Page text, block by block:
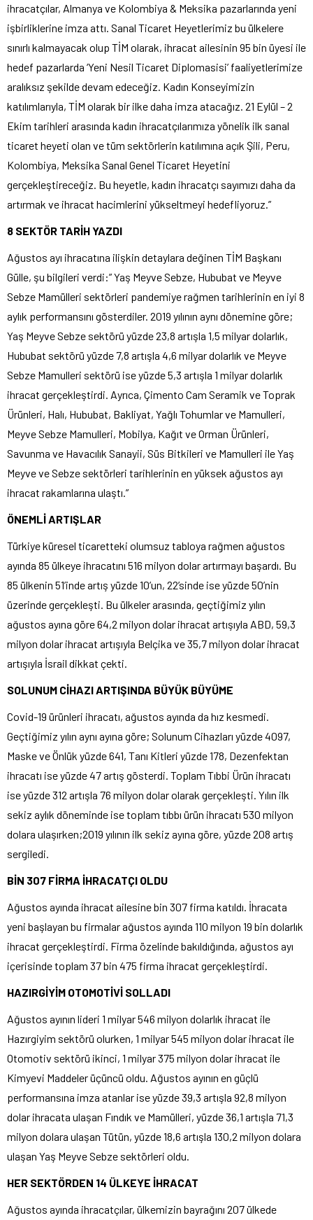
ihracatçılar, Almanya ve Kolombiya & Meksika pazarlarında yeni
işbirliklerine imza attı. Sanal Ticaret Heyetlerimiz bu ülkelere
sınırlı kalmayacak olup TİM olarak, ihracat ailesinin 95 bin üyesi ile
hedef pazarlarda ‘Yeni Nesil Ticaret Diplomasisi’ faaliyetlerimize
aralıksız şekilde devam edeceğiz. Kadın Konseyimizin
katılımlarıyla, TİM olarak bir ilke daha imza atacağız. 21 Eylül – 2
Ekim tarihleri arasında kadın ihracatçılarımıza yönelik ilk sanal
ticaret heyeti olan ve tüm sektörlerin katılımına açık Şili, Peru,
Kolombiya, Meksika Sanal Genel Ticaret Heyetini
gerçekleştireceğiz. Bu heyetle, kadın ihracatçı sayımızı daha da
artırmak ve ihracat hacimlerini yükseltmeyi hedefliyoruz.”
8 SEKTÖR TARİH YAZDI
Ağustos ayı ihracatına ilişkin detaylara değinen TİM Başkanı
Gülle, şu bilgileri verdi:” Yaş Meyve Sebze, Hububat ve Meyve
Sebze Mamülleri sektörleri pandemiye rağmen tarihlerinin en iyi 8
aylık performansını gösterdiler. 2019 yılının aynı dönemine göre;
Yaş Meyve Sebze sektörü yüzde 23,8 artışla 1,5 milyar dolarlık,
Hububat sektörü yüzde 7,8 artışla 4,6 milyar dolarlık ve Meyve
Sebze Mamulleri sektörü ise yüzde 5,3 artışla 1 milyar dolarlık
ihracat gerçekleştirdi. Ayrıca, Çimento Cam Seramik ve Toprak
Ürünleri, Halı, Hububat, Bakliyat, Yağlı Tohumlar ve Mamulleri,
Meyve Sebze Mamulleri, Mobilya, Kağıt ve Orman Ürünleri,
Savunma ve Havacılık Sanayii, Süs Bitkileri ve Mamulleri ile Yaş
Meyve ve Sebze sektörleri tarihlerinin en yüksek ağustos ayı
ihracat rakamlarına ulaştı.”
ÖNEMLİ ARTIŞLAR
Türkiye küresel ticaretteki olumsuz tabloya rağmen ağustos
ayında 85 ülkeye ihracatını 516 milyon dolar artırmayı başardı. Bu
85 ülkenin 51’inde artış yüzde 10’un, 22’sinde ise yüzde 50’nin
üzerinde gerçekleşti. Bu ülkeler arasında, geçtiğimiz yılın
ağustos ayına göre 64,2 milyon dolar ihracat artışıyla ABD, 59,3
milyon dolar ihracat artışıyla Belçika ve 35,7 milyon dolar ihracat
artışıyla İsrail dikkat çekti.
SOLUNUM CİHAZI ARTIŞINDA BÜYÜK BÜYÜME
Covid-19 ürünleri ihracatı, ağustos ayında da hız kesmedi.
Geçtiğimiz yılın aynı ayına göre; Solunum Cihazları yüzde 4097,
Maske ve Önlük yüzde 641, Tanı Kitleri yüzde 178, Dezenfektan
ihracatı ise yüzde 47 artış gösterdi. Toplam Tıbbi Ürün ihracatı
ise yüzde 312 artışla 76 milyon dolar olarak gerçekleşti. Yılın ilk
sekiz aylık döneminde ise toplam tıbbı ürün ihracatı 530 milyon
dolara ulaşırken;2019 yılının ilk sekiz ayına göre, yüzde 208 artış
sergiledi.
BİN 307 FİRMA İHRACATÇI OLDU
Ağustos ayında ihracat ailesine bin 307 firma katıldı. İhracata
yeni başlayan bu firmalar ağustos ayında 110 milyon 19 bin dolarlık
ihracat gerçekleştirdi. Firma özelinde bakıldığında, ağustos ayı
içerisinde toplam 37 bin 475 firma ihracat gerçekleştirdi.
HAZIRGİYİM OTOMOTİVİ SOLLADI
Ağustos ayının lideri 1 milyar 546 milyon dolarlık ihracat ile
Hazırgiyim sektörü olurken, 1 milyar 545 milyon dolar ihracat ile
Otomotiv sektörü ikinci, 1 milyar 375 milyon dolar ihracat ile
Kimyevi Maddeler üçüncü oldu. Ağustos ayının en güçlü
performansına imza atanlar ise yüzde 39,3 artışla 92,8 milyon
dolar ihracata ulaşan Fındık ve Mamülleri, yüzde 36,1 artışla 71,3
milyon dolara ulaşan Tütün, yüzde 18,6 artışla 130,2 milyon dolara
ulaşan Yaş Meyve Sebze sektörleri oldu.
HER SEKTÖRDEN 14 ÜLKEYE İHRACAT
Ağustos ayında ihracatçılar, ülkemizin bayrağını 207 ülkede